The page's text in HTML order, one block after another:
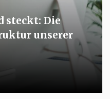
steckt: Die
unserer